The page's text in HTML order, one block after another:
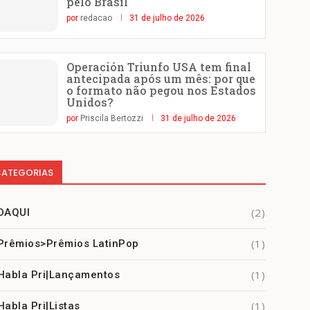
por redacao 31 de julho de 2026
Operación Triunfo USA tem final
antecipada após um mês: por que
o formato não pegou nos Estados
Unidos?
por Priscila Bertozzi 31 de julho de 2026
(2)
LatinPop (1)
Pri|Lançamentos (1)
Pri|Listas (1)